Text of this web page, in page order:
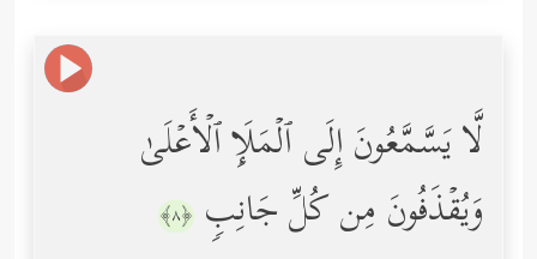
لَّا یَسَّمَّعُونَ إِلَى ٱلۡمَلَإِ ٱلۡأَعۡلَىٰ
وَیُقۡذَفُونَ مِن كُلِّ جَانِبࣲ ﴿٨﴾